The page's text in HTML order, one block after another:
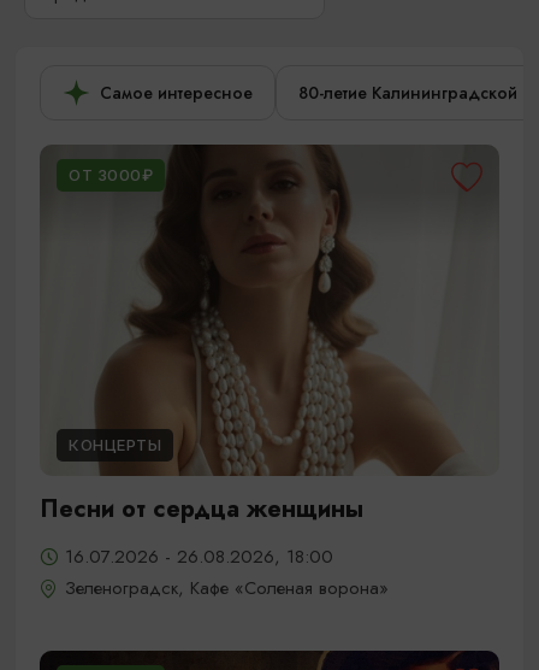
Самое интересное 80-летие Калининградской
ОТ 3000₽
КОНЦЕРТЫ
Песни от сердца женщины
16.07.2026 - 26.08.2026, 18:00
Зеленоградск, Кафе «Соленая ворона»